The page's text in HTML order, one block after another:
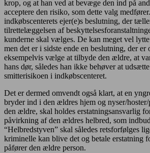
krop, og at han ved at bevæge den ind på
acceptere den risiko, som dette valg
indkøbscenterets ejer(e)s beslutning, der
tilrettelæggelsen af
kunderne skal vælges. De kan meget vel
men det er i sidste ende en beslutning, der
eksempelvis vælge at tilbyde den ældre, at
hans dør, således han ikke behøver at
smitterisikoen i indkøbscenteret.
Det er dermed omvendt også klart, at en
bryder ind i den ældres hjem og nyser/
den ældre, skal holdes erstatningsansvarlig
påvirkning af den ældres helbred, som
“Helbredstyven” skal således retsforfølges
kriminelle kan blive det og betale erstatning
påfører den ældre person.